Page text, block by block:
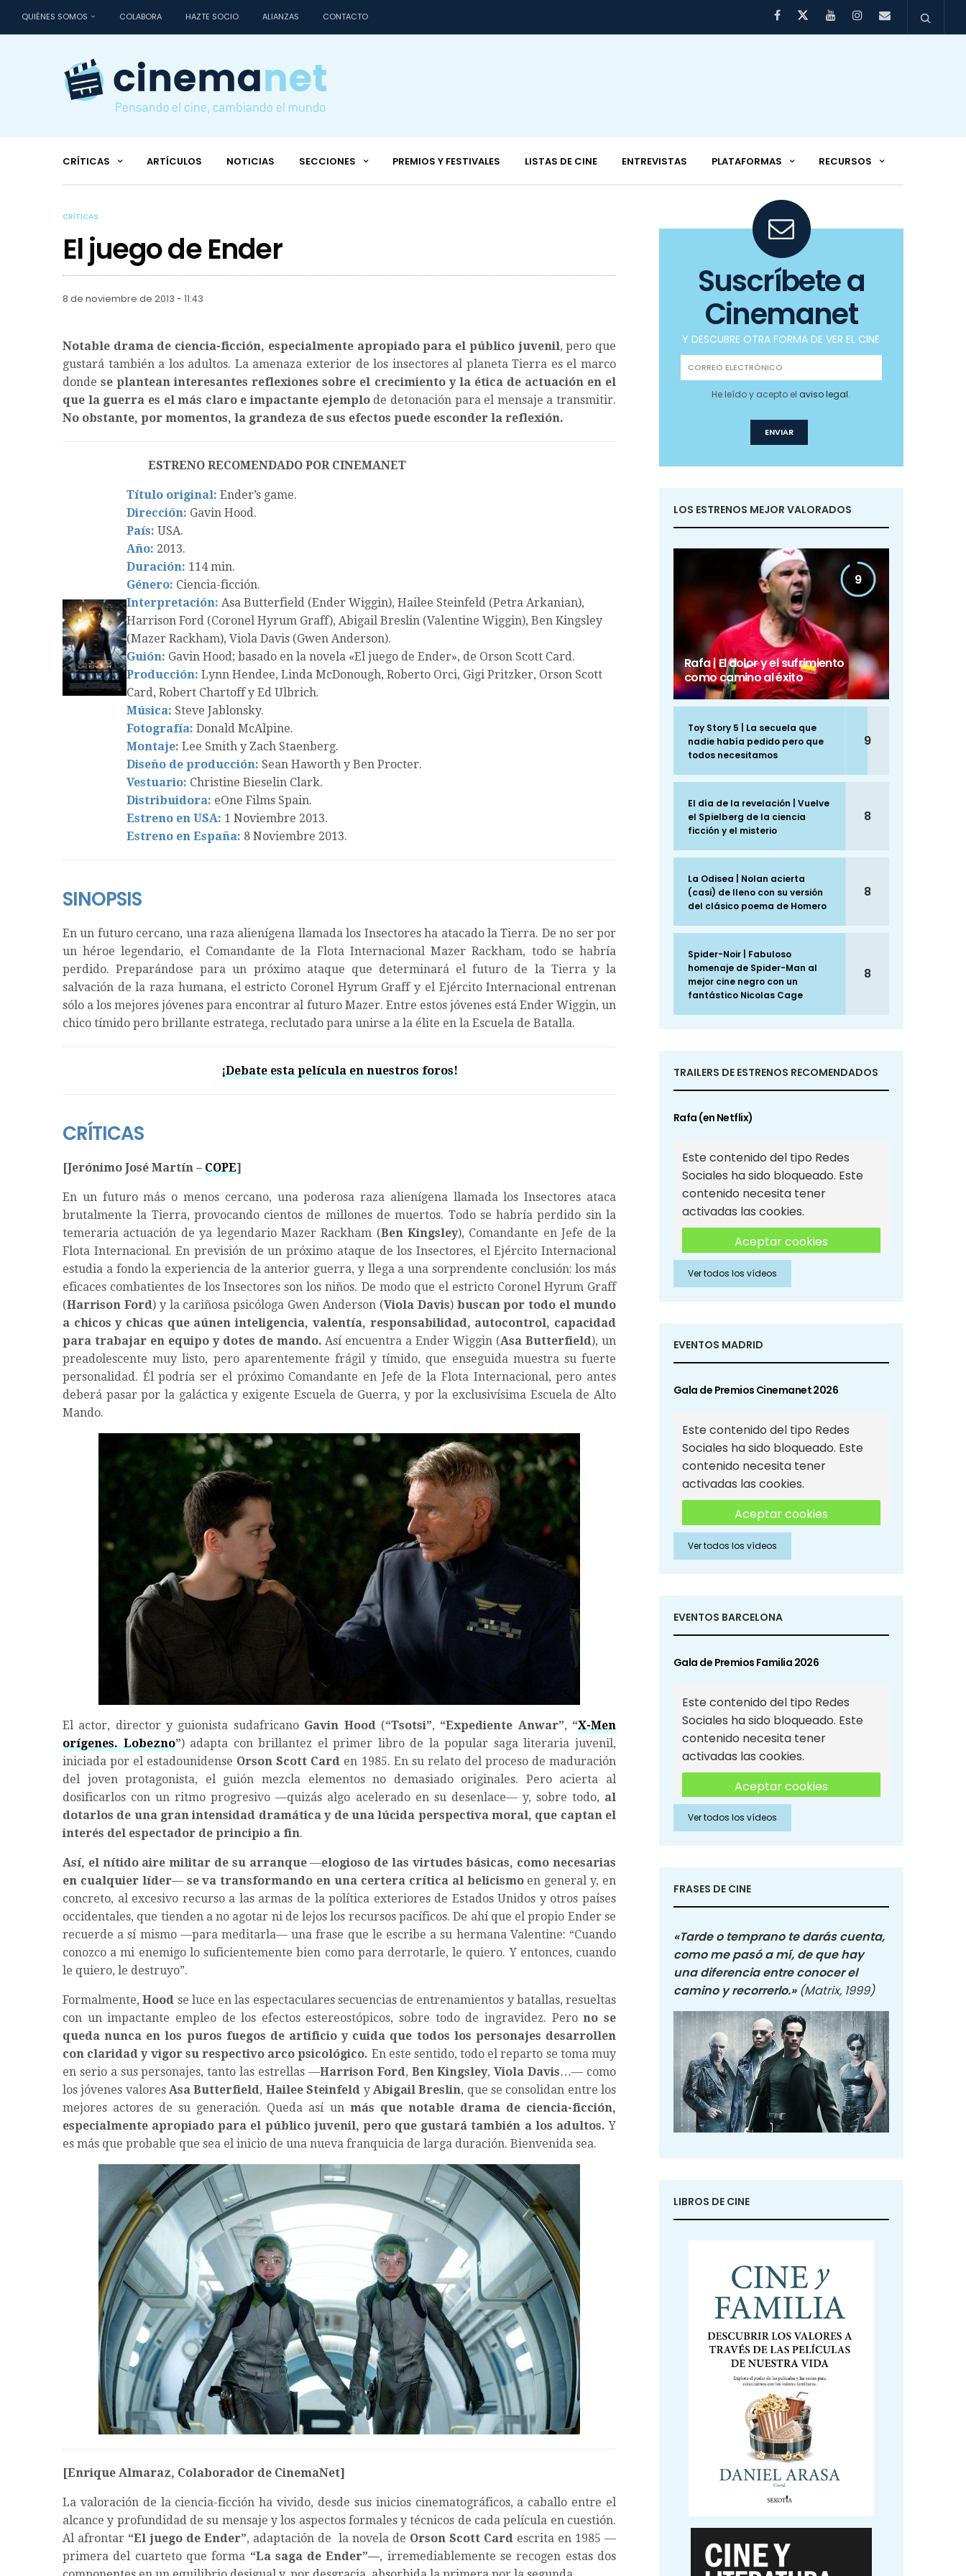
QUIÉNES SOMOS COLABORA HAZTE SOCIO ALIANZAS CONTACTO
CRÍTICAS ARTÍCULOS NOTICIAS SECCIONES PREMIOS Y FESTIVALES LISTAS DE CINE ENTREVISTAS PLATAFORMAS RECURSOS
CRÍTICAS
El juego de Ender
8 de noviembre de 2013 - 11:43
Notable drama de ciencia-ficción, especialmente apropiado para el público juvenil, pero que
gustará también a los adultos. La amenaza exterior de los insectores al planeta Tierra es el marco
dondese plantean interesantes reflexiones sobre el crecimiento y la ética de actuación en el
que la guerra es el más claro e impactante ejemplode detonación para el mensaje a transmitir.
No obstante, por momentos, la grandeza de sus efectos puede esconder la reflexión.
ESTRENO RECOMENDADO POR CINEMANET
Título original: Ender’s game.
Dirección: Gavin Hood.
País: USA.
Año: 2013.
Duración: 114 min.
Género: Ciencia-ficción.
Interpretación: Asa Butterfield (Ender Wiggin), Hailee Steinfeld (Petra Arkanian),
Harrison Ford (Coronel Hyrum Graff), Abigail Breslin (Valentine Wiggin), Ben Kingsley
(Mazer Rackham), Viola Davis (Gwen Anderson).
Guión: Gavin Hood; basado en la novela «El juego de Ender», de Orson Scott Card.
Producción: Lynn Hendee, Linda McDonough, Roberto Orci, Gigi Pritzker, Orson Scott
Card, Robert Chartoff y Ed Ulbrich.
Música: Steve Jablonsky.
Fotografía: Donald McAlpine.
Montaje: Lee Smith y Zach Staenberg.
Diseño de producción: Sean Haworth y Ben Procter.
Vestuario: Christine Bieselin Clark.
Distribuidora: eOne Films Spain.
Estreno en USA: 1 Noviembre 2013.
Estreno en España: 8 Noviembre 2013.
SINOPSIS
En un futuro cercano, una raza alienígena llamada los Insectores ha atacado la Tierra. De no ser por
un héroe legendario, el Comandante de la Flota Internacional Mazer Rackham, todo se habría
perdido. Preparándose para un próximo ataque que determinará el futuro de la Tierra y la
salvación de la raza humana, el estricto Coronel Hyrum Graff y el Ejército Internacional entrenan
sólo a los mejores jóvenes para encontrar al futuro Mazer. Entre estos jóvenes está Ender Wiggin, un
chico tímido pero brillante estratega, reclutado para unirse a la élite en la Escuela de Batalla.
¡Debate esta película en nuestros foros!
CRÍTICAS
[Jerónimo José Martín – COPE]
En un futuro más o menos cercano, una poderosa raza alienígena llamada los Insectores ataca
brutalmente la Tierra, provocando cientos de millones de muertos. Todo se habría perdido sin la
temeraria actuación de ya legendario Mazer Rackham (Ben Kingsley), Comandante en Jefe de la
Flota Internacional. En previsión de un próximo ataque de los Insectores, el Ejército Internacional
estudia a fondo la experiencia de la anterior guerra, y llega a una sorprendente conclusión: los más
eficaces combatientes de los Insectores son los niños. De modo que el estricto Coronel Hyrum Graff
(Harrison Ford) y la cariñosa psicóloga Gwen Anderson (Viola Davis) buscan por todo el mundo
a chicos y chicas que aúnen inteligencia, valentía, responsabilidad, autocontrol, capacidad
para trabajar en equipo y dotes de mando. Así encuentra a Ender Wiggin (Asa Butterfield), un
preadolescente muy listo, pero aparentemente frágil y tímido, que enseguida muestra su fuerte
personalidad. Él podría ser el próximo Comandante en Jefe de la Flota Internacional, pero antes
deberá pasar por la galáctica y exigente Escuela de Guerra, y por la exclusivísima Escuela de Alto
Mando.
El actor, director y guionista sudafricano Gavin Hood(“Tsotsi”, “Expediente Anwar”, “X-Men
orígenes. Lobezno”) adapta con brillantez el primer libro de la popular saga literaria juvenil,
iniciada por el estadounidense Orson Scott Card en 1985. En su relato del proceso de maduración
del joven protagonista, el guión mezcla elementos no demasiado originales. Pero acierta al
dosificarlos con un ritmo progresivo —quizás algo acelerado en su desenlace— y, sobre todo, al
dotarlos de una gran intensidad dramática y de una lúcida perspectiva moral, que captan el
interés del espectador de principio a fin.
Así, el nítido aire militar de su arranque—elogioso de las virtudes básicas, como necesarias
en cualquier líder— se va transformando en una certera crítica al belicismoen general y, en
concreto, al excesivo recurso a las armas de la política exteriores de Estados Unidos y otros países
occidentales, que tienden a no agotar ni de lejos los recursos pacíficos. De ahí que el propio Ender se
recuerde a sí mismo —para meditarla— una frase que le escribe a su hermana Valentine: “Cuando
conozco a mi enemigo lo suficientemente bien como para derrotarle, le quiero. Y entonces, cuando
le quiero, le destruyo”.
Formalmente,Hood se luce en las espectaculares secuencias de entrenamientos y batallas, resueltas
con un impactante empleo de los efectos estereostópicos, sobre todo de ingravidez. Perono se
queda nunca en los puros fuegos de artificio y cuida que todos los personajes desarrollen
con claridad y vigor su respectivo arco psicológico. En este sentido, todo el reparto se toma muy
en serio a sus personajes, tanto las estrellas —Harrison Ford, Ben Kingsley,Viola Davis…— como
los jóvenes valoresAsa Butterfield, Hailee Steinfeld y Abigail Breslin, que se consolidan entre los
mejores actores de su generación. Queda así un más que notable drama de ciencia-ficción,
especialmente apropiado para el público juvenil, pero que gustará también a los adultos. Y
es más que probable que sea el inicio de una nueva franquicia de larga duración. Bienvenida sea.
[Enrique Almaraz, Colaborador de CinemaNet]
La valoración de la ciencia-ficción ha vivido, desde sus inicios cinematográficos, a caballo entre el
alcance y profundidad de su mensaje y los aspectos formales y técnicos de cada película en cuestión.
Al afrontar “El juego de Ender”, adaptación de la novela de Orson Scott Card escrita en 1985 —
primera del cuarteto que forma “La saga de Ender”—, irremediablemente se recogen estas dos
Suscríbete a
Cinemanet
Y DESCUBRE OTRA FORMA DE VER EL CINE
He leído y acepto elaviso legal.
LOS ESTRENOS MEJOR VALORADOS
9
Rafa | El dolor y el sufrimiento
como camino al éxito
Toy Story 5 | La secuela que
nadie había pedido pero que
todos necesitamos
9
El día de la revelación | Vuelve
el Spielberg de la ciencia
ficción y el misterio
8
La Odisea | Nolan acierta
(casi) de lleno con su versión
del clásico poema de Homero
8
Spider-Noir | Fabuloso
homenaje de Spider-Man al
mejor cine negro con un
fantástico Nicolas Cage
8
TRAILERS DE ESTRENOS RECOMENDADOS
Rafa (en Netflix)
Este contenido del tipo Redes
Sociales ha sido bloqueado. Este
contenido necesita tener
activadas las cookies.
Aceptar cookies
Aceptar cookies de Redes
Sociales
Ver todos los vídeos
EVENTOS MADRID
Gala de Premios Cinemanet 2026
Este contenido del tipo Redes
Sociales ha sido bloqueado. Este
contenido necesita tener
activadas las cookies.
Aceptar cookies
Aceptar cookies de Redes
Sociales
Ver todos los vídeos
EVENTOS BARCELONA
Gala de Premios Familia 2026
Este contenido del tipo Redes
Sociales ha sido bloqueado. Este
contenido necesita tener
activadas las cookies.
Aceptar cookies
Aceptar cookies de Redes
Sociales
Ver todos los vídeos
FRASES DE CINE
«Tarde o temprano te darás cuenta,
como me pasó a mí, de que hay
una diferencia entre conocer el
camino y recorrerlo.» (Matrix, 1999)
LIBROS DE CINE